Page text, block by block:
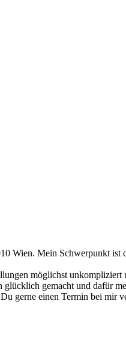
Wien. Mein Schwerpunkt
möglichst
gemacht und dafür
gerne einen Termin bei mir